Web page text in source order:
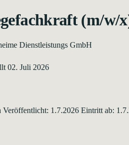
(m/w/
Dienstleistungs GmbH
02. Juli 2026
1.7.2026 Eintritt ab: